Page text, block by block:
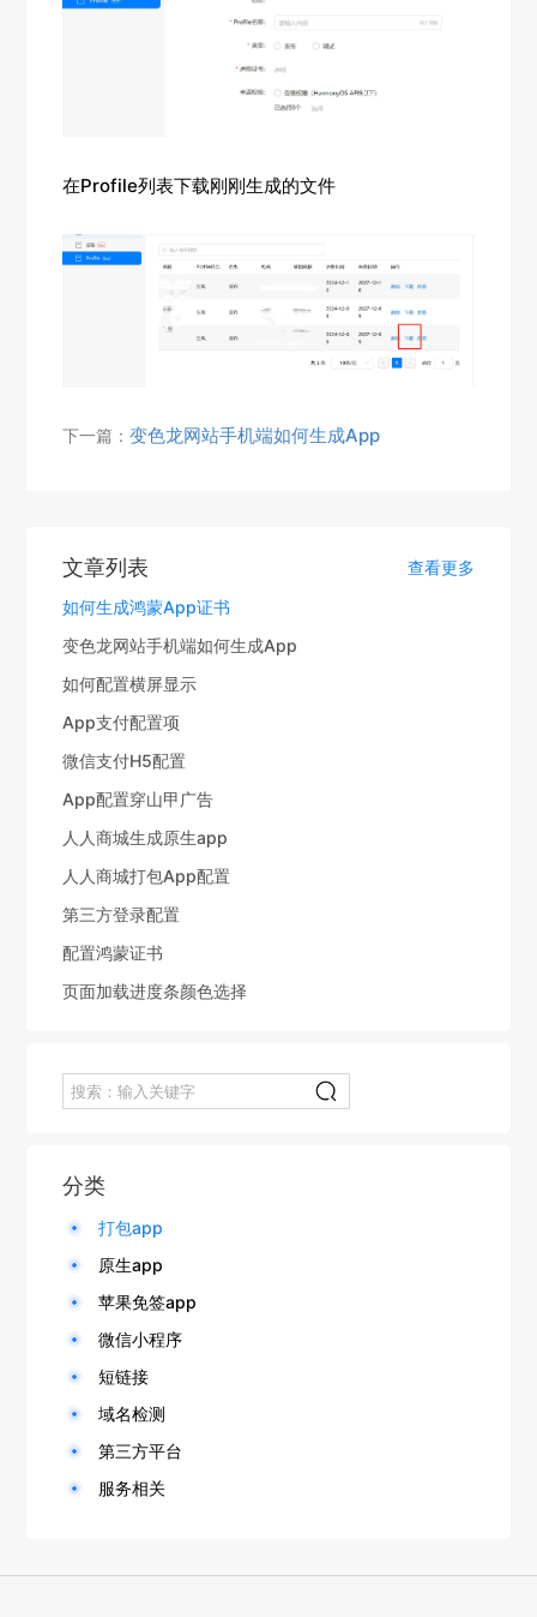
在Profile列表下载刚刚生成的文件
下一篇：变色龙网站手机端如何生成App
文章列表
查看更多
如何生成鸿蒙App证书
变色龙网站手机端如何生成App
如何配置横屏显示
App支付配置项
微信支付H5配置
App配置穿山甲广告
人人商城生成原生app
人人商城打包App配置
第三方登录配置
配置鸿蒙证书
页面加载进度条颜色选择
分类
打包app
原生app
苹果免签app
微信小程序
短链接
域名检测
第三方平台
服务相关